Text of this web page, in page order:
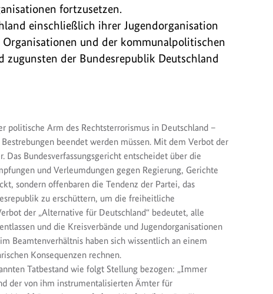
fortzusetzen.
einschließlich ihrer Jugendorganisation
und der kommunalpolitischen
zugunsten der Bundesrepublik Deutschland
politische Arm des Rechtsterrorismus in Deutschland –
beendet werden müssen. Mit dem Verbot der
Das Bundesverfassungsgericht entscheidet über die
und Verleumdungen gegen Regierung, Gerichte
sondern offenbaren die Tendenz der Partei, das
zu erschüttern, um die freiheitliche
der „Alternative für Deutschland“ bedeutet, alle
und die Kreisverbände und Jugendorganisationen
Beamtenverhältnis haben sich wissentlich an einem
Konsequenzen rechnen.
Tatbestand wie folgt Stellung bezogen: „Immer
der von ihm instrumentalisierten Ämter für